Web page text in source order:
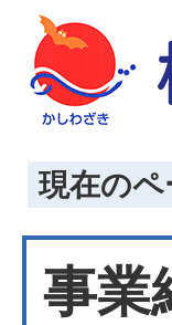
現在のペ
事業